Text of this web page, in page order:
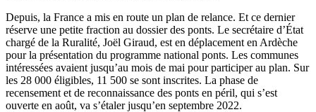
Depuis, la France a mis en route un plan de relance. Et ce dernier
réserve une petite fraction au dossier des ponts. Le secrétaire d’État
chargé de la Ruralité, Joël Giraud, est en déplacement en Ardèche
pour la présentation du programme national ponts. Les communes
intéressées avaient jusqu’au mois de mai pour participer au plan. Sur
les 28 000 éligibles, 11 500 se sont inscrites. La phase de
recensement et de reconnaissance des ponts en péril, qui s’est
ouverte en août, va s’étaler jusqu’en septembre 2022.